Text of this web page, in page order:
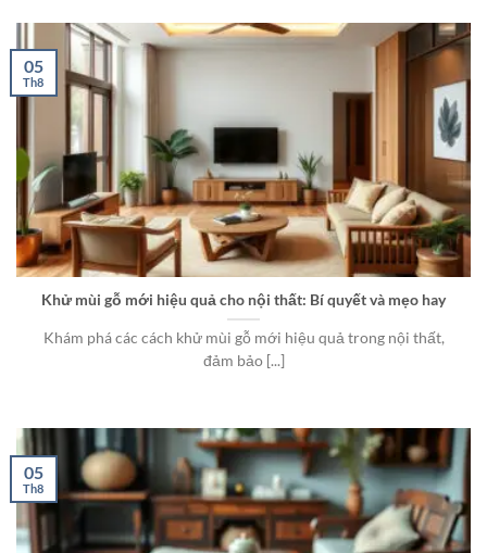
Khử mùi gỗ mới hiệu quả cho nội thất: Bí quyết và mẹo hay
Khám phá các cách khử mùi gỗ mới hiệu quả trong nội thất,
đảm bảo [...]
05
Th8
05
Th8